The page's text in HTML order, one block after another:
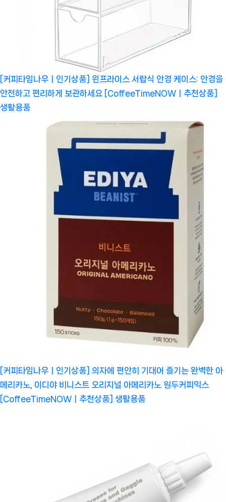
[커피타임나우ㅣ인기상품] 윈프라이스 서랍식 안경 케이스: 안경을
안전하고 편리하게 보관하세요 [CoffeeTimeNOWㅣ추천상품]
생활용품
[커피타임나우ㅣ인기상품] 의자에 편안히 기대어 즐기는 완벽한 아
메리카노, 이디야 비니스트 오리지널 아메리카노 원두커피믹스
[CoffeeTimeNOWㅣ추천상품] 생활용품